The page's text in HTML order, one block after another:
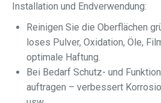
Installation und Endverwendung:
Reinigen Sie die Oberflächen
loses Pulver, Oxidation, Öle,
optimale Haftung.
Bei Bedarf Schutz- und
auftragen – verbessert